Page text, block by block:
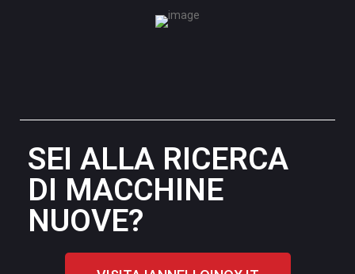
SEI ALLA RICERCA
DI MACCHINE
NUOVE?